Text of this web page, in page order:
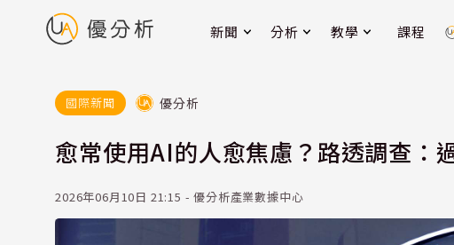
新聞 分析 教學 課程
國際新聞 優分析
愈常使用AI的人愈焦慮？路透調查：
2026年06月10日 21:15 - 優分析產業數據中心